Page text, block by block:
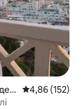
Середня
4,86 (152)